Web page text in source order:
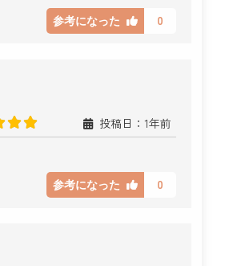
参考になった 0
投稿日：1年前
参考になった 0